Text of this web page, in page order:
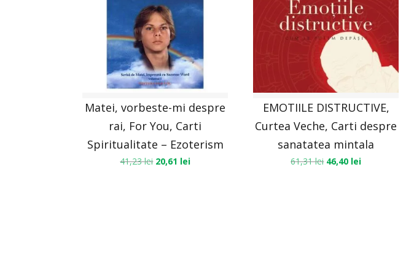
Matei, vorbeste-mi despre
rai, For You, Carti
Spiritualitate – Ezoterism
41,23lei 20,61 lei
EMOTIILE DISTRUCTIVE,
Curtea Veche, Carti despre
sanatatea mintala
61,31lei 46,40 lei